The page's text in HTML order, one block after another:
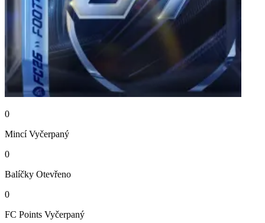
0
Mincí Vyčerpaný
0
Balíčky Otevřeno
0
FC Points Vyčerpaný